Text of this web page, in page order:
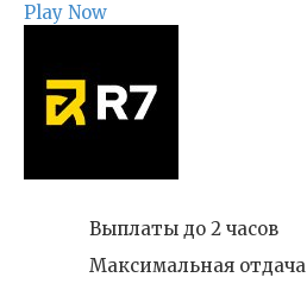
Play Now
Выплаты до 2 часов
Максимальная отдача